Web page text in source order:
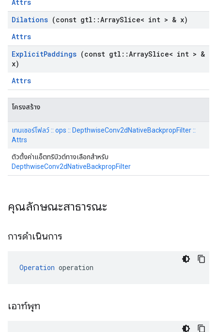
Attrs
Dilations (const gtl ::ArraySlice< int > & x)
Attrs
ExplicitPaddings (const gtl ::ArraySlice< int > &
x)
Attrs
โครงสร้าง
เทนเซอร์โฟลว์ :: ops :: DepthwiseConv2dNativeBackpropFilter ::
Attrs
ตัวตั้งค่าแอ็ตทริบิวต์ทางเลือกสำหรับ
DepthwiseConv2dNativeBackpropFilter
คุณลักษณะสาธารณะ
การดำเนินการ
Operation operation
เอาท์พุท